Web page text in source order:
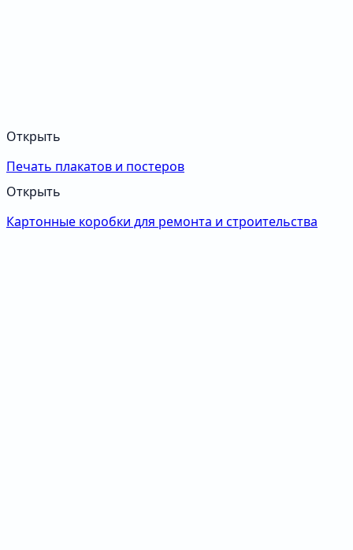
Открыть
Печать плакатов и постеров
Открыть
Картонные коробки для ремонта и строительства